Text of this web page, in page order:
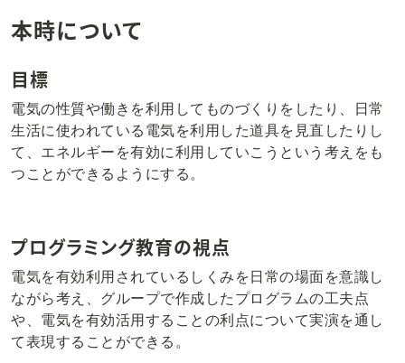
本時について
目標
電気の性質や働きを利用してものづくりをしたり、日常
生活に使われている電気を利用した道具を見直したりし
て、エネルギーを有効に利用していこうという考えをも
つことができるようにする。
プログラミング教育の視点
電気を有効利用されているしくみを日常の場面を意識し
ながら考え、グループで作成したプログラムの工夫点
や、電気を有効活用することの利点について実演を通し
て表現することができる。